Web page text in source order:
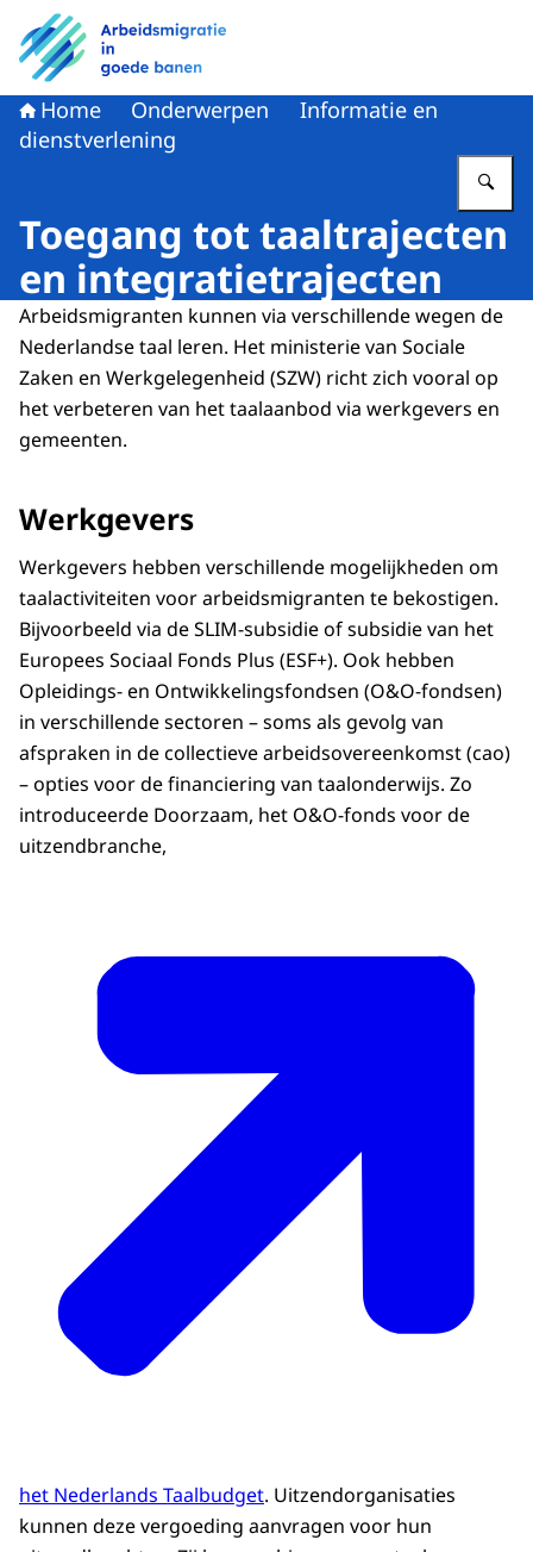
Naar de homepage van Arbeidsmigratie in goede banen
Home Onderwerpen
Informatie en
dienstverlening
Toegang tot taaltrajecten
en integratietrajecten
Arbeidsmigranten kunnen via verschillende wegen de
Nederlandse taal leren. Het ministerie van Sociale
Zaken en Werkgelegenheid (SZW) richt zich vooral op
het verbeteren van het taalaanbod via werkgevers en
gemeenten.
Werkgevers
Werkgevers hebben verschillende mogelijkheden om
taalactiviteiten voor arbeidsmigranten te bekostigen.
Bijvoorbeeld via de SLIM-subsidie of subsidie van het
Europees Sociaal Fonds Plus (ESF+). Ook hebben
Opleidings- en Ontwikkelingsfondsen (O&O-fondsen)
in verschillende sectoren – soms als gevolg van
afspraken in de collectieve arbeidsovereenkomst (cao)
– opties voor de financiering van taalonderwijs. Zo
introduceerde Doorzaam, het O&O-fonds voor de
uitzendbranche,
het Nederlands Taalbudget. Uitzendorganisaties
kunnen deze vergoeding aanvragen voor hun